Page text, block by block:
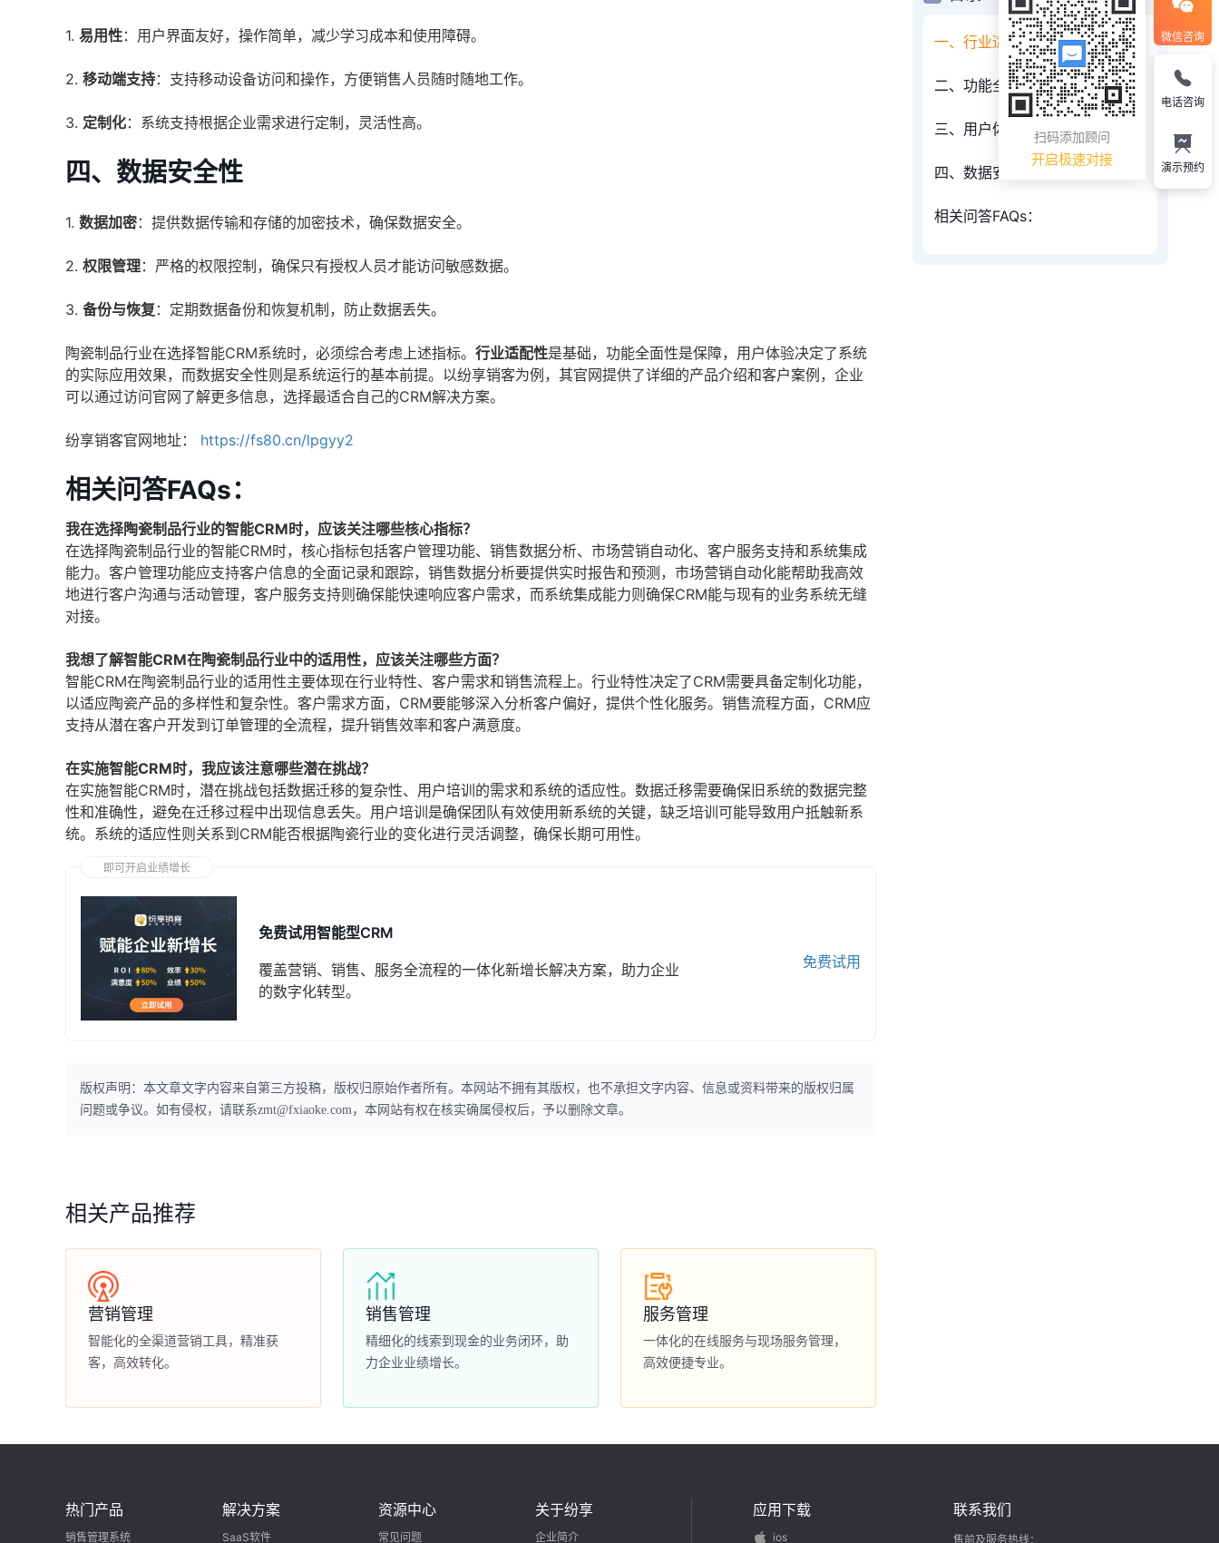
1. 易用性：用户界面友好，操作简单，减少学习成本和使用障碍。
2. 移动端支持：支持移动设备访问和操作，方便销售人员随时随地工作。
3. 定制化：系统支持根据企业需求进行定制，灵活性高。
四、数据安全性
1. 数据加密：提供数据传输和存储的加密技术，确保数据安全。
2. 权限管理：严格的权限控制，确保只有授权人员才能访问敏感数据。
3. 备份与恢复 ：定期数据备份和恢复机制，防止数据丢失。
陶瓷制品行业在选择智能CRM系统时，必须综合考虑上述指标。 行业适配性是基础，功能全面性是保障，用户体验决定了系统
的实际应用效果，而数据安全性则是系统运行的基本前提。以纷享销客为例，其官网提供了详细的产品介绍和客户案例，企业
可以通过访问官网了解更多信息，选择最适合自己的CRM解决方案。
纷享销客官网地址： https://fs80.cn/lpgyy2
相关问答FAQs：
我在选择陶瓷制品行业的智能CRM时，应该关注哪些核心指标？
在选择陶瓷制品行业的智能CRM时，核心指标包括客户管理功能、销售数据分析、市场营销自动化、客户服务支持和系统集成
能力。客户管理功能应支持客户信息的全面记录和跟踪，销售数据分析要提供实时报告和预测，市场营销自动化能帮助我高效
地进行客户沟通与活动管理，客户服务支持则确保能快速响应客户需求，而系统集成能力则确保CRM能与现有的业务系统无缝
对接。
我想了解智能CRM在陶瓷制品行业中的适用性，应该关注哪些方面？
智能CRM在陶瓷制品行业的适用性主要体现在行业特性、客户需求和销售流程上。行业特性决定了CRM需要具备定制化功能，
以适应陶瓷产品的多样性和复杂性。客户需求方面，CRM要能够深入分析客户偏好，提供个性化服务。销售流程方面，CRM应
支持从潜在客户开发到订单管理的全流程，提升销售效率和客户满意度。
在实施智能CRM时，我应该注意哪些潜在挑战？
在实施智能CRM时，潜在挑战包括数据迁移的复杂性、用户培训的需求和系统的适应性。数据迁移需要确保旧系统的数据完整
性和准确性，避免在迁移过程中出现信息丢失。用户培训是确保团队有效使用新系统的关键，缺乏培训可能导致用户抵触新系
统。系统的适应性则关系到CRM能否根据陶瓷行业的变化进行灵活调整，确保长期可用性。
即可开启业绩增长
免费试用智能型CRM
覆盖营销、销售、服务全流程的一体化新增长解决方案，助力企业
的数字化转型。
免费试用
版权声明：本文章文字内容来自第三方投稿，版权归原始作者所有。本网站不拥有其版权，也不承担文字内容、信息或资料带来的版权归属
问题或争议。如有侵权，请联系zmt@fxiaoke.com，本网站有权在核实确属侵权后，予以删除文章。
相关产品推荐
营销管理
智能化的全渠道营销工具，精准获
客，高效转化。
销售管理
精细化的线索到现金的业务闭环，助
力企业业绩增长。
服务管理
一体化的在线服务与现场服务管理，
高效便捷专业。
一、行业适配性
二、功能全面性
三、用户体验
四、数据安全性
相关问答FAQs：
微信咨询
扫码添加顾问
开启极速对接
电话咨询
演示预约
热门产品
销售管理系统
解决方案
SaaS软件
资源中心
常见问题
关于纷享
企业简介
应用下载
ios
联系我们
售前及服务热线：